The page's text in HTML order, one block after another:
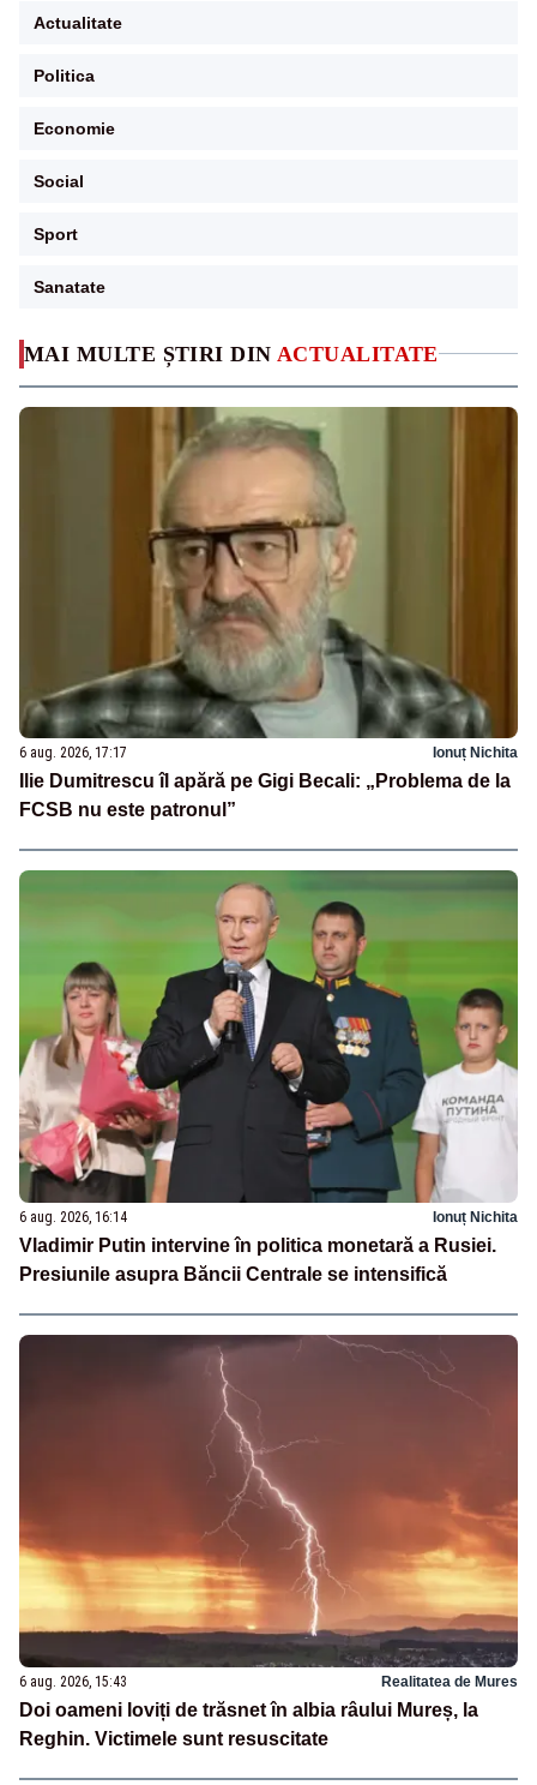
MAI MULTE ȘTIRI DIN ACTUALITATE
6 aug. 2026, 17:17 Ionuț Nichita
Ilie Dumitrescu îl apără pe Gigi Becali: „Problema de la
FCSB nu este patronul”
6 aug. 2026, 16:14 Ionuț Nichita
Vladimir Putin intervine în politica monetară a Rusiei.
Presiunile asupra Băncii Centrale se intensifică
6 aug. 2026, 15:43 Realitatea de Mures
Doi oameni loviți de trăsnet în albia râului Mureș, la
Reghin. Victimele sunt resuscitate
Actualitate
Politica
Economie
Social
Sport
Sanatate